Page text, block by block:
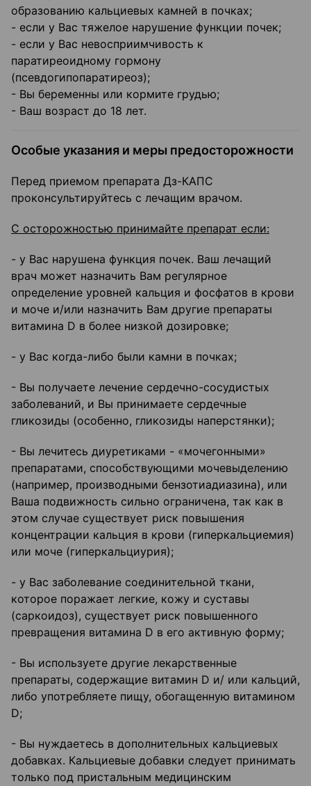
образованию кальциевых камней в почках;
- если у Вас тяжелое нарушение функции почек;
- если у Вас невосприимчивость к
паратиреоидному гормону
(псевдогипопаратиреоз);
- Вы беременны или кормите грудью;
- Ваш возраст до 18 лет.
Особые указания и меры предосторожности
Перед приемом препарата Дз-КАПС
проконсультируйтесь с лечащим врачом.
С осторожностью принимайте препарат если:
- у Вас нарушена функция почек. Ваш лечащий
врач может назначить Вам регулярное
определение уровней кальция и фосфатов в крови
и моче и/или назначить Вам другие препараты
витамина D в более низкой дозировке;
- у Вас когда-либо были камни в почках;
- Вы получаете лечение сердечно-сосудистых
заболеваний, и Вы принимаете сердечные
гликозиды (особенно, гликозиды наперстянки);
- Вы лечитесь диуретиками - «мочегонными»
препаратами, способствующими мочевыделению
(например, производными бензотиадиазина), или
Ваша подвижность сильно ограничена, так как в
этом случае существует риск повышения
концентрации кальция в крови (гиперкальциемия)
или моче (гиперкальциурия);
- у Вас заболевание соединительной ткани,
которое поражает легкие, кожу и суставы
(саркоидоз), существует риск повышенного
превращения витамина D в его активную форму;
- Вы используете другие лекарственные
препараты, содержащие витамин D и/ или кальций,
либо употребляете пищу, обогащенную витамином
D;
- Вы нуждаетесь в дополнительных кальциевых
добавках. Кальциевые добавки следует принимать
только под пристальным медицинским